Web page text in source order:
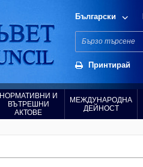
Български
Принтирай
НОРМАТИВНИ И
ВЪТРЕШНИ
АКТОВЕ
МЕЖДУНАРОДНА
ДЕЙНОСТ